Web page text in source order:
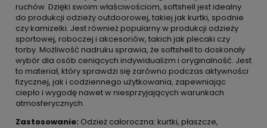
ruchów. Dzięki swoim właściwościom, softshell jest idealny
do produkcji odzieży outdoorowej, takiej jak kurtki, spodnie
czy kamizelki. Jest również popularny w produkcji odzieży
sportowej, roboczej i akcesoriów, takich jak plecaki czy
torby. Możliwość nadruku sprawia, że softshell to doskonały
wybór dla osób ceniących indywidualizm i oryginalność. Jest
to materiał, który sprawdzi się zarówno podczas aktywności
fizycznej, jak i codziennego użytkowania, zapewniając
ciepło i wygodę nawet w niesprzyjających warunkach
atmosferycznych.
Zastosowanie: Odzież całoroczna: kurtki, płaszcze,